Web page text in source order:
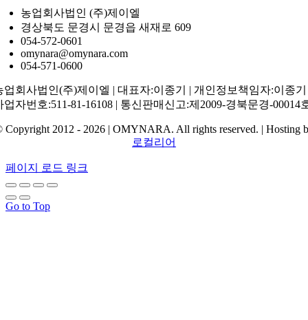
농업회사법인 (주)제이엘
경상북도 문경시 문경읍 새재로 609
054-572-0601
omynara@omynara.com
054-571-0600
업회사법인(주)제이엘 | 대표자:이종기 | 개인정보책임자:이종기
업자번호:511-81-16108 | 통신판매신고:제2009-경북문경-00014
Copyright 2012 - 2026 | OMYNARA. All rights reserved. | Hosting
로컬리어
페이지 로드 링크
Go to Top